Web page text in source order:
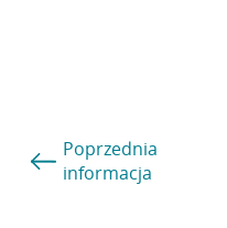
Poprzednia
informacja